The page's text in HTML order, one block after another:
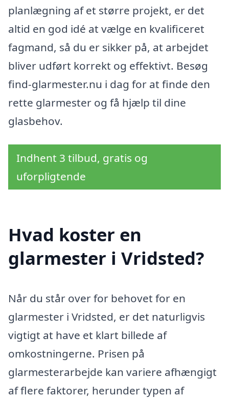
planlægning af et større projekt, er det
altid en god idé at vælge en kvalificeret
fagmand, så du er sikker på, at arbejdet
bliver udført korrekt og effektivt. Besøg
find-glarmester.nu i dag for at finde den
rette glarmester og få hjælp til dine
glasbehov.
Indhent 3 tilbud, gratis og
uforpligtende
Hvad koster en
glarmester i Vridsted?
Når du står over for behovet for en
glarmester i Vridsted, er det naturligvis
vigtigt at have et klart billede af
omkostningerne. Prisen på
glarmesterarbejde kan variere afhængigt
af flere faktorer, herunder typen af